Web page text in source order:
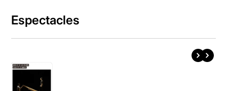
Espectacles